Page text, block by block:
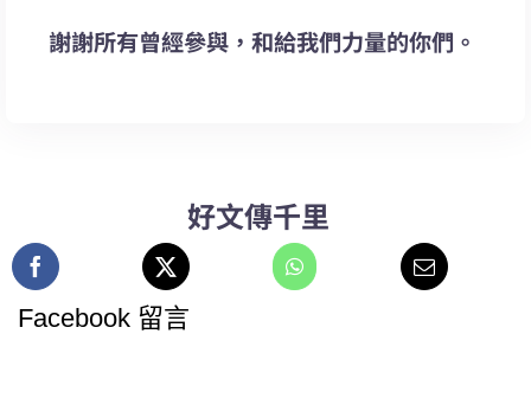
謝謝所有曾經參與，和給我們力量的你們。
好文傳千里
Facebook 留言